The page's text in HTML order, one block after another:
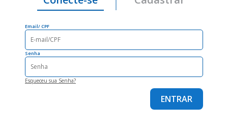
Email/ CPF
Senha
Esqueceu sua Senha?
ENTRAR